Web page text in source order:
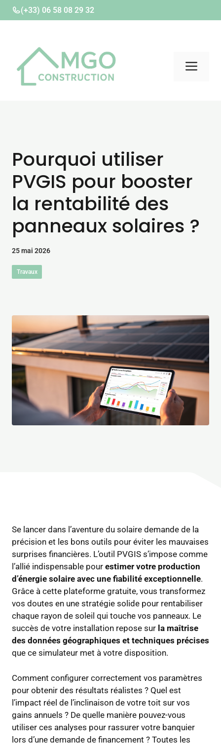
Aller
au
(+33) 06 58 08 29 32
Pourquoi utiliser
PVGIS pour booster
la rentabilité des
panneaux solaires ?
25 mai 2026
Travaux
Se lancer dans l’aventure du solaire demande de la
précision et les bons outils pour éviter les mauvaises
surprises financières. L’outil PVGIS s’impose comme
l’allié indispensable pour estimer votre production
d’énergie solaire avec une fiabilité exceptionnelle.
Grâce à cette plateforme gratuite, vous transformez
vos doutes en une stratégie solide pour rentabiliser
chaque rayon de soleil qui touche vos panneaux. Le
succès de votre installation repose sur la maîtrise
des données géographiques et techniques précises
que ce simulateur met à votre disposition.
Comment configurer correctement vos paramètres
pour obtenir des résultats réalistes ? Quel est
l’impact réel de l’inclinaison de votre toit sur vos
gains annuels ? De quelle manière pouvez-vous
utiliser ces analyses pour rassurer votre banquier
lors d’une demande de financement ? Toutes les